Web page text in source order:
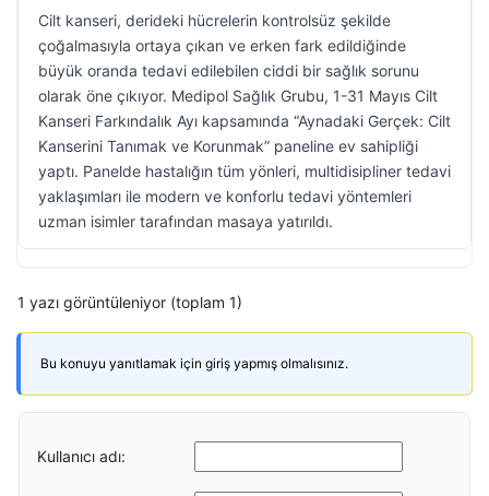
Cilt kanseri, derideki hücrelerin kontrolsüz şekilde
çoğalmasıyla ortaya çıkan ve erken fark edildiğinde
büyük oranda tedavi edilebilen ciddi bir sağlık sorunu
olarak öne çıkıyor. Medipol Sağlık Grubu, 1-31 Mayıs Cilt
Kanseri Farkındalık Ayı kapsamında “Aynadaki Gerçek: Cilt
Kanserini Tanımak ve Korunmak” paneline ev sahipliği
yaptı. Panelde hastalığın tüm yönleri, multidisipliner tedavi
yaklaşımları ile modern ve konforlu tedavi yöntemleri
uzman isimler tarafından masaya yatırıldı.
1 yazı görüntüleniyor (toplam 1)
Bu konuyu yanıtlamak için giriş yapmış olmalısınız.
Kullanıcı adı: